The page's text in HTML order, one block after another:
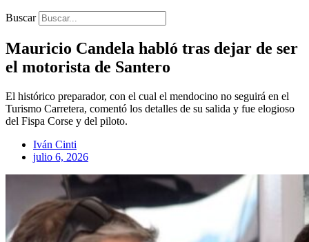
Buscar
Mauricio Candela habló tras dejar de ser
el motorista de Santero
El histórico preparador, con el cual el mendocino no seguirá en el
Turismo Carretera, comentó los detalles de su salida y fue elogioso
del Fispa Corse y del piloto.
Iván Cinti
julio 6, 2026